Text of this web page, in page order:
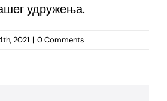
удружења.
2021 | 0 Comments